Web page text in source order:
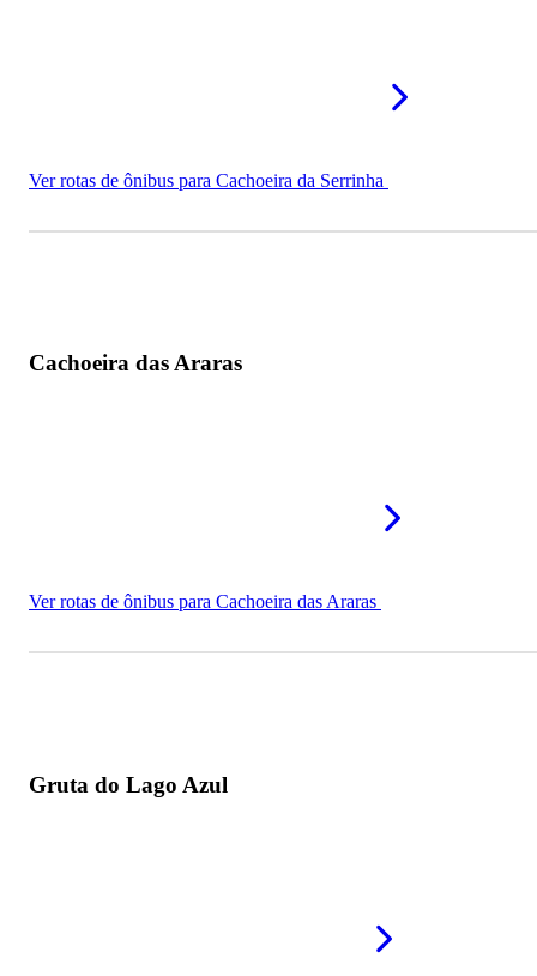
Ver rotas de ônibus para Cachoeira da Serrinha
Cachoeira das Araras
Ver rotas de ônibus para Cachoeira das Araras
Gruta do Lago Azul